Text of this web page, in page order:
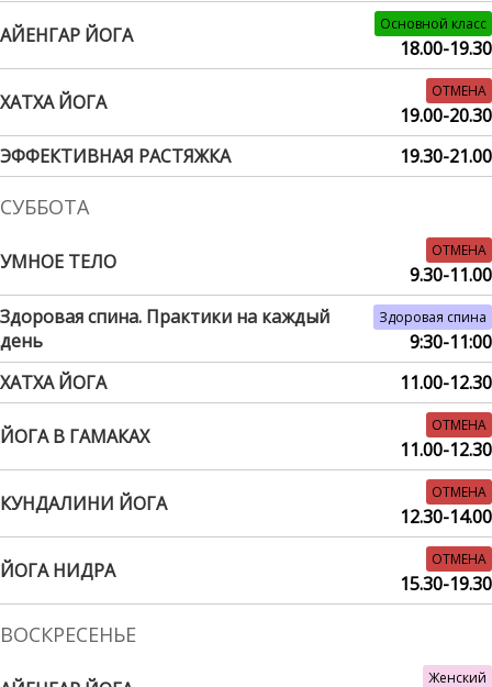
АЙЕНГАР ЙОГА Основной класс
18.00-19.30
ХАТХА ЙОГА ОТМЕНА
19.00-20.30
ЭФФЕКТИВНАЯ РАСТЯЖКА
19.30-21.00
СУББОТА
УМНОЕ ТЕЛО ОТМЕНА
9.30-11.00
Здоровая спина. Практики на каждый
день
Здоровая спина
9:30-11:00
ХАТХА ЙОГА
11.00-12.30
ЙОГА В ГАМАКАХ ОТМЕНА
11.00-12.30
КУНДАЛИНИ ЙОГА ОТМЕНА
12.30-14.00
ЙОГА НИДРА ОТМЕНА
15.30-19.30
ВОСКРЕСЕНЬЕ
Женский